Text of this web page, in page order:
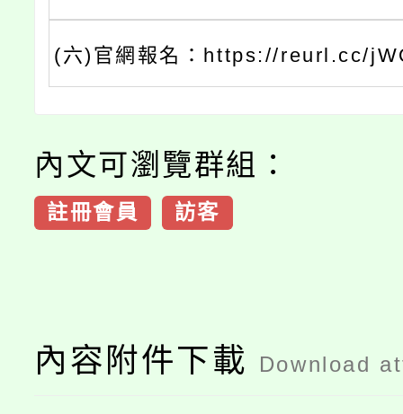
(六)官網報名：https://reurl.cc/
內文可瀏覽群組：
註冊會員 訪客
內容附件下載 Download